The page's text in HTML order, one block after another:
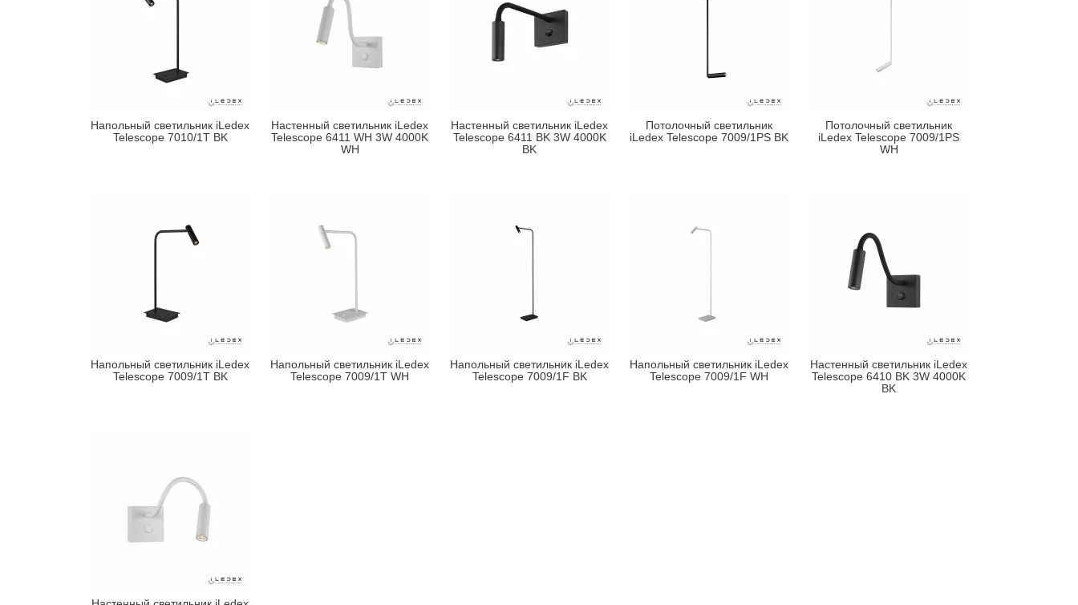
Напольный светильник iLedex
Telescope 7010/1T BK
Настенный светильник iLedex
Telescope 6411 WH 3W 4000K
WH
Настенный светильник iLedex
Telescope 6411 BK 3W 4000K
BK
Потолочный светильник
iLedex Telescope 7009/1PS BK
Потолочный светильник
iLedex Telescope 7009/1PS
WH
Напольный светильник iLedex
Telescope 7009/1T BK
Напольный светильник iLedex
Telescope 7009/1T WH
Напольный светильник iLedex
Telescope 7009/1F BK
Напольный светильник iLedex
Telescope 7009/1F WH
Настенный светильник iLedex
Telescope 6410 BK 3W 4000K
BK